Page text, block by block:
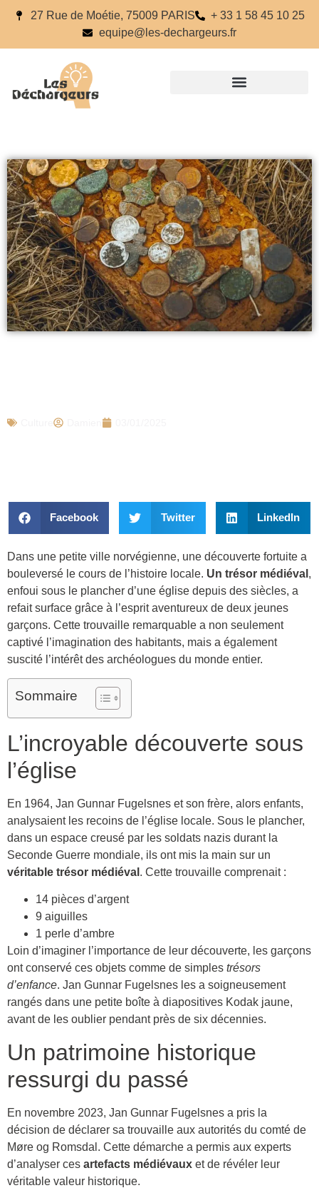
27 Rue de Moétie, 75009 PARIS
+ 33 1 58 45 10 25
equipe@les-dechargeurs.fr
Facebook Twitter LinkedIn
Dans une petite ville norvégienne, une découverte fortuite a
bouleversé le cours de l’histoire locale. Un trésor médiéval ,
enfoui sous le plancher d’une église depuis des siècles, a
refait surface grâce à l’esprit aventureux de deux jeunes
garçons. Cette trouvaille remarquable a non seulement
captivé l’imagination des habitants, mais a également
suscité l’intérêt des archéologues du monde entier.
Sommaire
L’incroyable découverte sous
l’église
En 1964, Jan Gunnar Fugelsnes et son frère, alors enfants,
analysaient les recoins de l’église locale. Sous le plancher,
dans un espace creusé par les soldats nazis durant la
Seconde Guerre mondiale, ils ont mis la main sur un
véritable trésor médiéval . Cette trouvaille comprenait :
14 pièces d’argent
9 aiguilles
1 perle d’ambre
Loin d’imaginer l’importance de leur découverte, les garçons
ont conservé ces objets comme de simples trésors
d’enfance. Jan Gunnar Fugelsnes les a soigneusement
rangés dans une petite boîte à diapositives Kodak jaune,
avant de les oublier pendant près de six décennies.
Un patrimoine historique
ressurgi du passé
En novembre 2023, Jan Gunnar Fugelsnes a pris la
décision de déclarer sa trouvaille aux autorités du comté de
Møre og Romsdal. Cette démarche a permis aux experts
d’analyser ces artefacts médiévaux et de révéler leur
véritable valeur historique.